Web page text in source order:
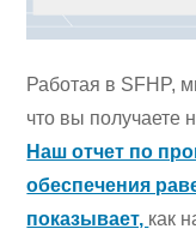
Работая в SFHP,
что вы получаете
Наш отчет по
обеспечения
показывает, как